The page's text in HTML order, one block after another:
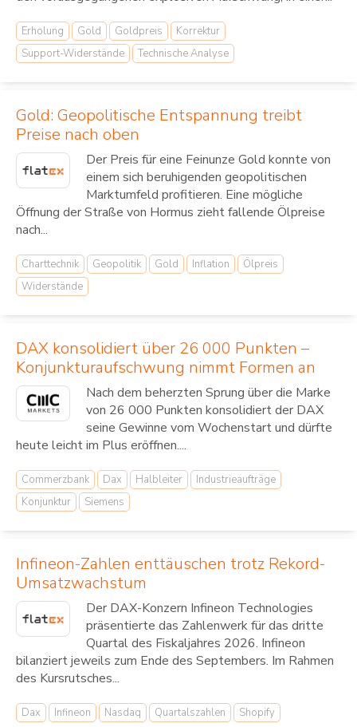
Erholung Gold Goldpreis
Korrektur
Support-Widerstände
Technische Analyse
Gold: Geopolitische Entspannung treibt
Preise nach oben
Der Preis für eine Feinunze Gold konnte von
einem sich beruhigenden geopolitischen
Marktumfeld profitieren. Eine mögliche
Öffnung der Straße von Hormus zieht fallende Ölpreise
nach...
Charttechnik Geopolitik Gold Inflation
Ölpreis
Widerstände
DAX konsolidiert über 26 000 Punkten –
Konjunkturaufschwung nimmt Formen an
Nach dem beherzten Sprung über die Marke
von 26 000 Punkten konsolidiert der DAX
seine Gewinne vom Wochenstart und dürfte
heute leicht im Plus eröffnen....
Commerzbank Dax Halbleiter
Industrieaufträge
Konjunktur
Siemens
Infineon-Zahlen enttäuschen trotz Rekord-
Umsatzwachstum
Der DAX-Konzern Infineon Technologies
präsentierte das Zahlenwerk für das dritte
Quartal des Fiskaljahres 2026. Infineon
bilanziert jeweils zum Ende des Septembers. Im Rahmen
des Kursrutsches...
Dax Infineon Nasdaq Quartalszahlen Shopify